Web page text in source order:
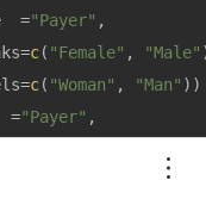
="Payer" ,
c( "Female" , "Male"
c( "Woman" , "Man" ))
=
"Payer" ,
"Man"